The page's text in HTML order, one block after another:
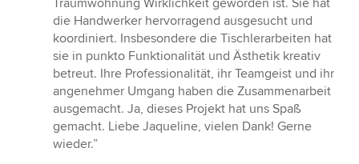
Traumwohnung Wirklichkeit geworden ist. Sie hat
die Handwerker hervorragend ausgesucht und
koordiniert. Insbesondere die Tischlerarbeiten hat
sie in punkto Funktionalität und Ästhetik kreativ
betreut. Ihre Professionalität, ihr Teamgeist und ihr
angenehmer Umgang haben die Zusammenarbeit
ausgemacht. Ja, dieses Projekt hat uns Spaß
gemacht. Liebe Jaqueline, vielen Dank! Gerne
wieder.”